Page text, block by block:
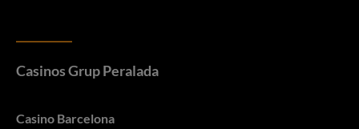
Casinos Grup Peralada
Casino Barcelona